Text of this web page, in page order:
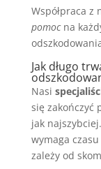
Współpraca z
pomocna
Jak długo
Nasi
się zakończyć
jak
wymaga
zależy od